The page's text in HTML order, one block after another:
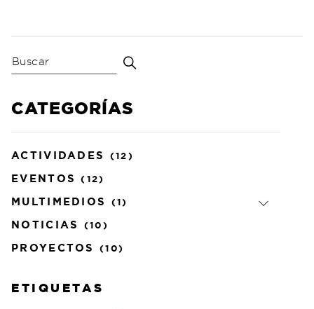
CATEGORÍAS
ACTIVIDADES (12)
EVENTOS(12)
MULTIMEDIOS (1)
NOTICIAS (10)
PROYECTOS (10)
ETIQUETAS